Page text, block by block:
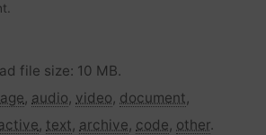
file size: 10 MB.
, audio, video, document,
, text, archive, code, other.